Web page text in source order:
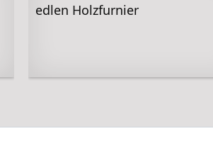
edlen Holzfurnier